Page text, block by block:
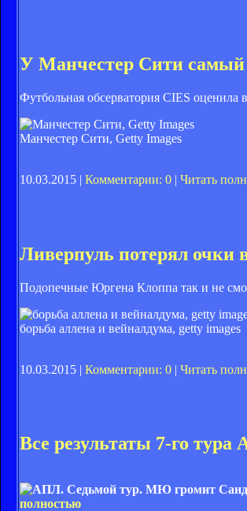
У Манчестер Сити самый
Футбольная обсерватория CIES оценила
Манчестер Сити, Getty Images
10.03.2015 | Комментарии: 0 | Читать
Ливерпуль потерял очки
Подопечные Юргена Клоппа так и не
борьба аллена и вейналдума, getty images
10.03.2015 | Комментарии: 0 | Читать
Все результаты 7-го
полностью